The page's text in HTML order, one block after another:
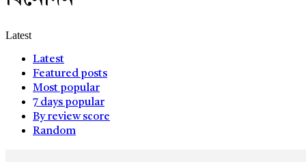
Latest
Latest
Featured posts
Most popular
7 days popular
By review score
Random